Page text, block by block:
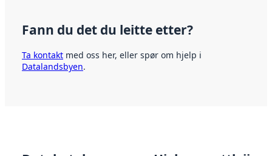
Fann du det du leitte etter?
Ta kontakt med oss her, eller spør om hjelp i
Datalandsbyen.